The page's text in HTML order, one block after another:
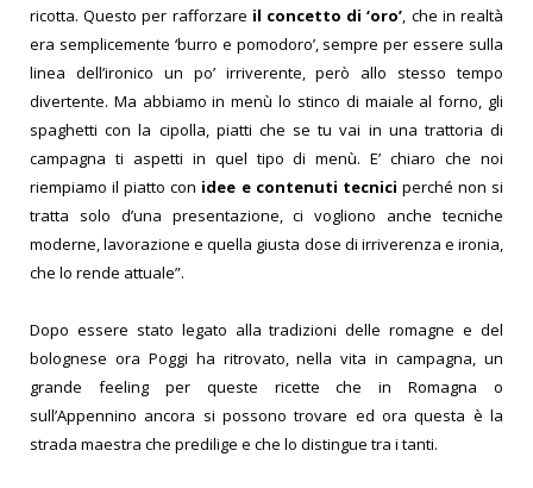
ricotta. Questo per rafforzare il concetto di ‘oro’ , che in realtà
era semplicemente ‘burro e pomodoro’, sempre per essere sulla
linea dell’ironico un po’ irriverente, però allo stesso tempo
divertente. Ma abbiamo in menù lo stinco di maiale al forno, gli
spaghetti con la cipolla, piatti che se tu vai in una trattoria di
campagna ti aspetti in quel tipo di menù. E’ chiaro che noi
riempiamo il piatto con idee e contenuti tecnici perché non si
tratta solo d’una presentazione, ci vogliono anche tecniche
moderne, lavorazione e quella giusta dose di irriverenza e ironia,
che lo rende attuale”.
Dopo essere stato legato alla tradizioni delle romagne e del
bolognese ora Poggi ha ritrovato, nella vita in campagna, un
grande feeling per queste ricette che in Romagna o
sull’Appennino ancora si possono trovare ed ora questa è la
strada maestra che predilige e che lo distingue tra i tanti.